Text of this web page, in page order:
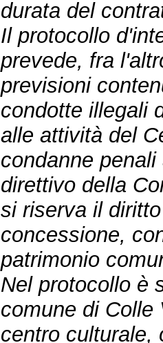
durata del
Il protocollo
prevede, fra
previsioni
condotte illegali
alle attività del
condanne
direttivo della
si riserva il
concessione,
patrimonio
Nel protocollo è
comune di Colle
centro culturale,